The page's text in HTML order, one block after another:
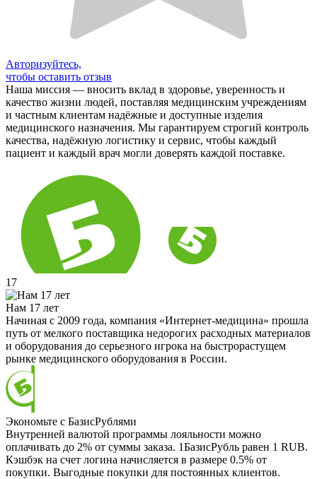
Авторизуйтесь,
чтобы оставить отзыв
Наша миссия — вносить вклад в здоровье, уверенность и
качество жизни людей, поставляя медицинским учреждениям
и частным клиентам надёжные и доступные изделия
медицинского назначения. Мы гарантируем строгий контроль
качества, надёжную логистику и сервис, чтобы каждый
пациент и каждый врач могли доверять каждой поставке.
17
Нам 17 лет
Начиная с 2009 года, компания «Интернет-медицина» прошла
путь от мелкого поставщика недорогих расходных материалов
и оборудования до серьезного игрока на быстрорастущем
рынке медицинского оборудования в России.
Экономьте с БазисРублями
Внутренней валютой программы лояльности можно
оплачивать до 2% от суммы заказа. 1БазисРубль равен 1 RUB.
Кэшбэк на счет логина начисляется в размере 0.5% от
покупки. Выгодные покупки для постоянных клиентов.